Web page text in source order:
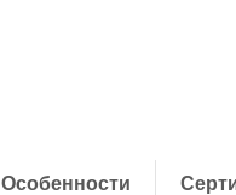
Особенности